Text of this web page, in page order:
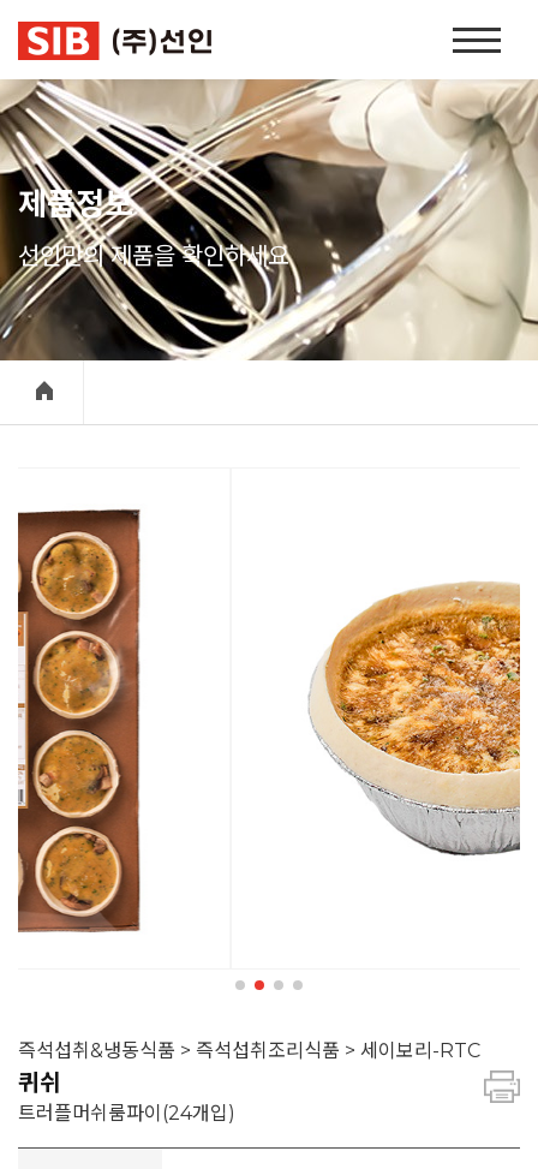
홈
이
지
네
비
게
이
제품정보
선인만의 제품을 확인하세요
즉석섭취&냉동식품 > 즉석섭취조리식품 > 세이보리-RTC
퀴쉬
트러플머쉬룸파이(24개입)